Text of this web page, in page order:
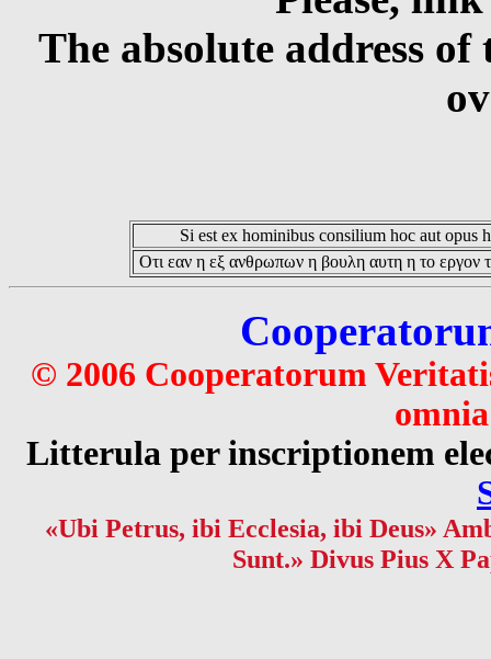
The absolute address
Si est ex hominibus consilium hoc aut opus
Οτι εαν η εξ ανθρωπων η βουλη αυτη η το εργον
© 2006 Cooperatorum
Litterula per inscriptionem
«Ubi Petrus, ibi Ecclesia, ibi Deus»
Sunt.» Divus Pius X